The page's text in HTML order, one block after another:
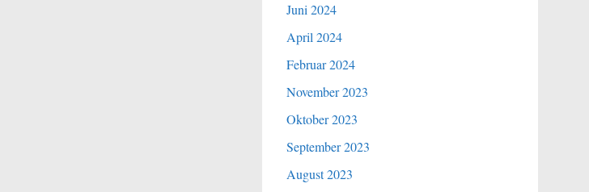
Juni 2024
April 2024
Februar 2024
November 2023
Oktober 2023
September 2023
August 2023